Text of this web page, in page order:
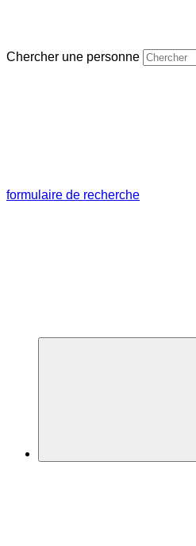
Chercher une personne
formulaire de recherche